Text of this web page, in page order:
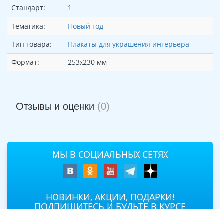
Стандарт:
1
Тематика:
Новый год
Тип товара:
Плакаты для украшения интерьера
Формат:
253х230 мм
Отзывы и оценки (0)
МЫ В СОЦИАЛЬНЫХ СЕТЯХ
НОВИНКИ, АКЦИИ, ПОДАРКИ!
ПОДПИШИТЕСЬ И БУДЬТЕ В КУРСЕ